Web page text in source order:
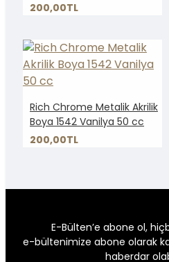
200,00TL
Rich Chrome Metalik Akrilik
Boya 1542 Vanilya 50 cc
200,00TL
E-Bülten’e abone ol,
e-bültenimize abone olarak
haberdar